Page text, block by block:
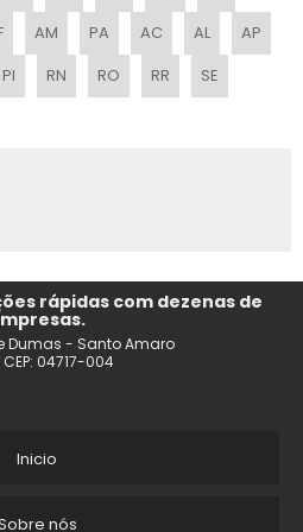
PAULO
TENDAS
AM PA AC AL
AP
PI RN RO RR
SE
rápidas com dezenas de
Dumas - Santo Amaro
04717-004
Inicio
nós